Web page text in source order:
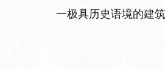
一极具历史语境的建